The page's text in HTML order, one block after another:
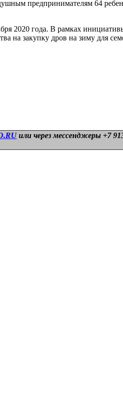
предпринимателям 64
2020 года. В рамках
на закупку дров на зиму для
или через мессенджеры +7